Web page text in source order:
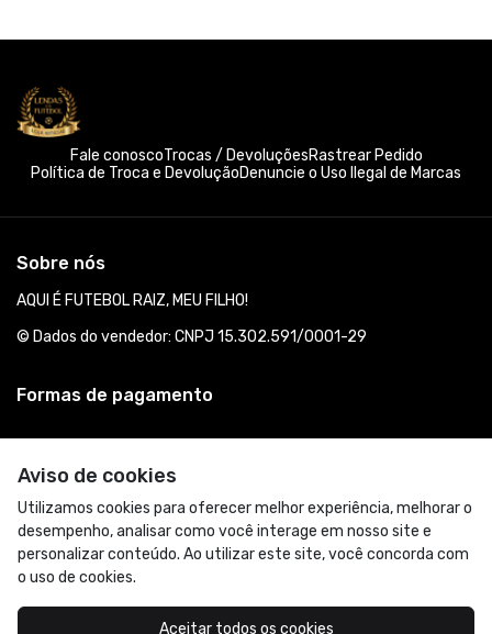
Aviso de cookies
Utilizamos cookies para oferecer melhor experiência, melhorar o
desempenho, analisar como você interage em nosso site e
personalizar conteúdo. Ao utilizar este site, você concorda com
o uso de cookies.
Aceitar todos os cookies
Fale conoscoTrocas / DevoluçõesRastrear Pedido
Política de Troca e DevoluçãoDenuncie o Uso Ilegal de Marcas
Sobre nós
AQUI É FUTEBOL RAIZ, MEU FILHO!
© Dados do vendedor: CNPJ 15.302.591/0001-29
Formas de pagamento
Acompanhe-nos: